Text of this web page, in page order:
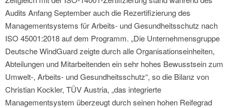
Audits Anfang September auch die Rezertifizierung des
Managementsystems für Arbeits- und Gesundheitsschutz nach
ISO 45001:2018 auf dem Programm. „Die Unternehmensgruppe
Deutsche WindGuard zeigte durch alle Organisationseinheiten,
Abteilungen und Mitarbeitenden ein sehr hohes Bewusstsein zum
Umwelt-, Arbeits- und Gesundheitsschutz“, so die Bilanz von
Christian Kockler, TÜV Austria, „das integrierte
Managementsystem überzeugt durch seinen hohen Reifegrad